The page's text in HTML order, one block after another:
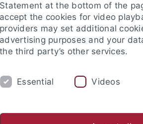
ARBEITSGRUPPEN
Statement at the bottom of the
accept the cookies for video
providers may set additional
advertising purposes and your
the third party’s other services.
Essential Videos